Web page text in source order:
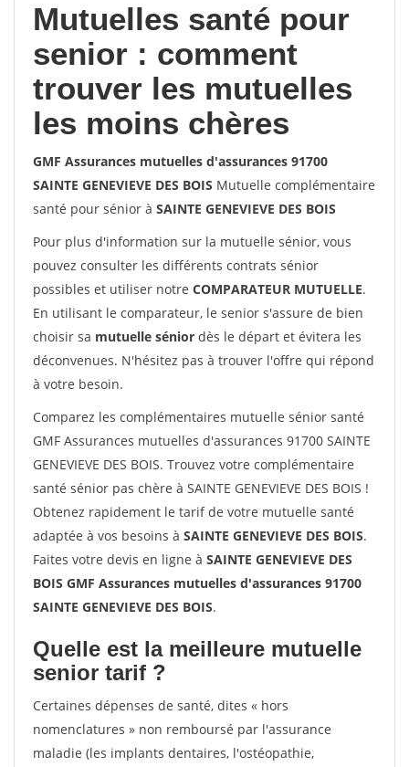
Mutuelles santé pour
senior : comment
trouver les mutuelles
les moins chères
GMF Assurances mutuelles d'assurances 91700
SAINTE GENEVIEVE DES BOIS Mutuelle complémentaire
santé pour sénior à SAINTE GENEVIEVE DES BOIS
Pour plus d'information sur la mutuelle sénior, vous
pouvez consulter les différents contrats sénior
possibles et utiliser notre COMPARATEUR MUTUELLE.
En utilisant le comparateur, le senior s'assure de bien
choisir sa mutuelle sénior dès le départ et évitera les
déconvenues. N'hésitez pas à trouver l'offre qui répond
à votre besoin.
Comparez les complémentaires mutuelle sénior santé
GMF Assurances mutuelles d'assurances 91700 SAINTE
GENEVIEVE DES BOIS. Trouvez votre complémentaire
santé sénior pas chère à SAINTE GENEVIEVE DES BOIS !
Obtenez rapidement le tarif de votre mutuelle santé
adaptée à vos besoins à SAINTE GENEVIEVE DES BOIS.
Faites votre devis en ligne à SAINTE GENEVIEVE DES
BOIS GMF Assurances mutuelles d'assurances 91700
SAINTE GENEVIEVE DES BOIS.
Quelle est la meilleure mutuelle
senior tarif ?
Certaines dépenses de santé, dites « hors
nomenclatures » non remboursé par l'assurance
maladie (les implants dentaires, l'ostéopathie,